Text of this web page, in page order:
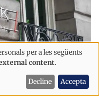
milions
per a les següents
content.
Decline Accepta